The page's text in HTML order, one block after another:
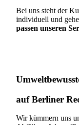
Bei uns steht der
individuell und
passen unseren
auf Berliner
Wir kümmern uns